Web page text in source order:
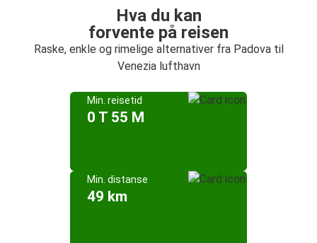
Hva du kan
forvente på reisen
Raske, enkle og rimelige alternativer fra Padova til
Venezia lufthavn
Min. reisetid
0 T 55 M
Min. distanse
49 km